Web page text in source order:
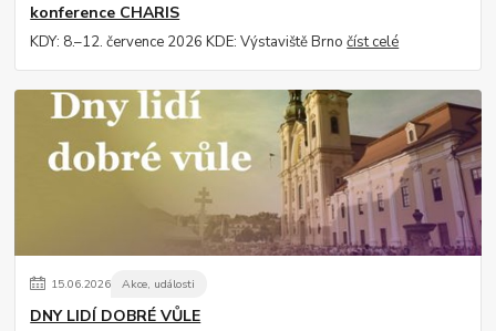
konference CHARIS
KDY: 8.–12. července 2026 KDE: Výstaviště Brnočíst celé
15.06.2026 Akce, události
DNY LIDÍ DOBRÉ VŮLE